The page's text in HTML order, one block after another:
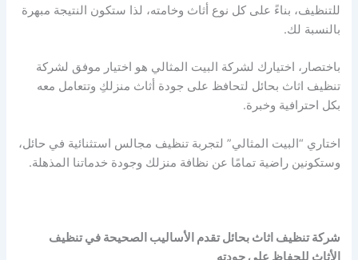
للتنظيف، بناءً على كل نوع أثاث وخامته، لذا ستكون النتيجة مبهرة
بالنسبة لك.
باختصار، اختيارك لشركة البيت المثالي هو اختيار موفق لشركة
تنظيف اثاث بحائل لتحافظ على جودة أثاث منزلكِ وتتعامل معه
بكل احترافية وخبرة.
اختاري “البيت المثالي” لتجربة تنظيف مجالس استثنائية في حائل،
وستكونين راضية تمامًا عن نظافة منزلك وجودة خدماتنا المذهلة.
شركة تنظيف اثاث بحائل تقدم الأساليب الصحيحة في تنظيف